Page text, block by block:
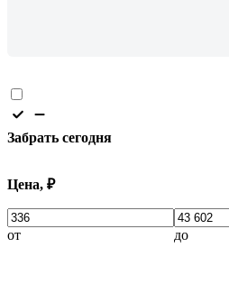
Забрать сегодня
Цена, ₽
от до